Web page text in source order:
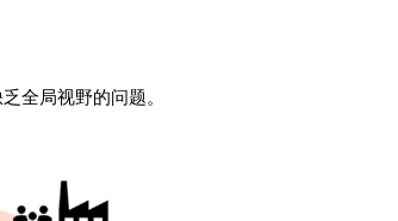
全局视野的问题。